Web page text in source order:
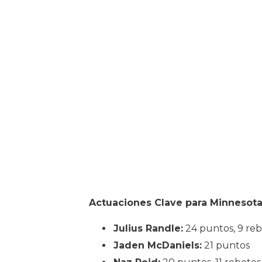
Actuaciones Clave para
Julius Randle: 24 puntos, 9
Jaden McDaniels: 21 puntos